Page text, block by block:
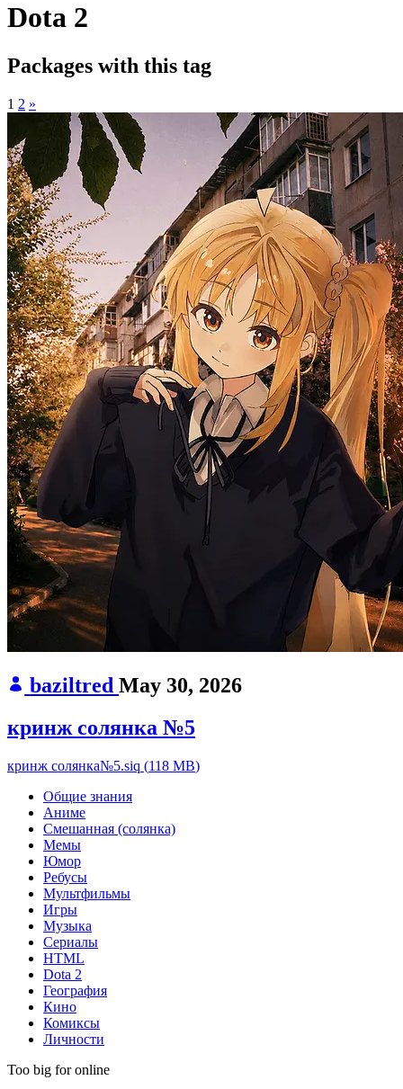
Dota 2
Packages with this tag
1 2 »
baziltredMay 30, 2026
кринж солянка №5
кринж солянка№5.siq (118 MB)
Общие знания
Аниме
Смешанная (солянка)
Мемы
Юмор
Ребусы
Мультфильмы
Игры
Музыка
Сериалы
HTML
Dota 2
География
Кино
Комиксы
Личности
Too big for online